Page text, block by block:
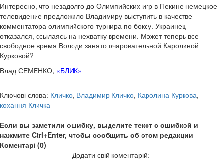
Интересно, что незадолго до Олимпийских игр в Пекине немецкое
телевидение предложило Владимиру выступить в качестве
комментатора олимпийского турнира по боксу. Украинец
отказался, ссылаясь на нехватку времени. Может теперь все
свободное время Володи занято очаровательной Каролиной
Курковой?
Влад СЕМЕНКО, «БЛИК»
Ключові слова: Кличко, Владимир Кличко, Каролина Куркова,
кохання Кличка
Если вы заметили ошибку, выделите текст с ошибкой и
нажмите Ctrl+Enter, чтобы сообщить об этом редакции
Коментарі (0)
Додати свій коментарій: